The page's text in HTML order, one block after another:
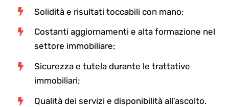
Solidità e risultati toccabili con mano;
Costanti aggiornamenti e alta formazione nel
settore immobiliare;
Sicurezza e tutela durante le trattative
immobiliari;
Qualità dei servizi e disponibilità all’ascolto.